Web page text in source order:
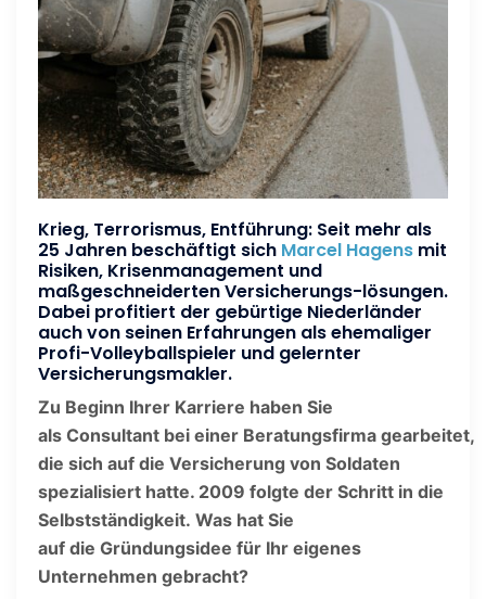
Krieg, Terrorismus, Entführung: Seit mehr als
25 Jahren beschäftigt sich Marcel Hagens mit
Risiken, Krisenmanagement und
maßgeschneiderten Versicherungs-lösungen.
Dabei profitiert der gebürtige Niederländer
auch von seinen Erfahrungen als ehemaliger
Profi-Volleyballspieler und gelernter
Versicherungsmakler.
Zu Beginn Ihrer Karriere haben Sie
als Consultant bei einer Beratungsfirma gearbeitet,
die sich auf die Versicherung von Soldaten
spezialisiert hatte. 2009 folgte der Schritt in die
Selbstständigkeit. Was hat Sie
auf die Gründungsidee für Ihr eigenes
Unternehmen gebracht?